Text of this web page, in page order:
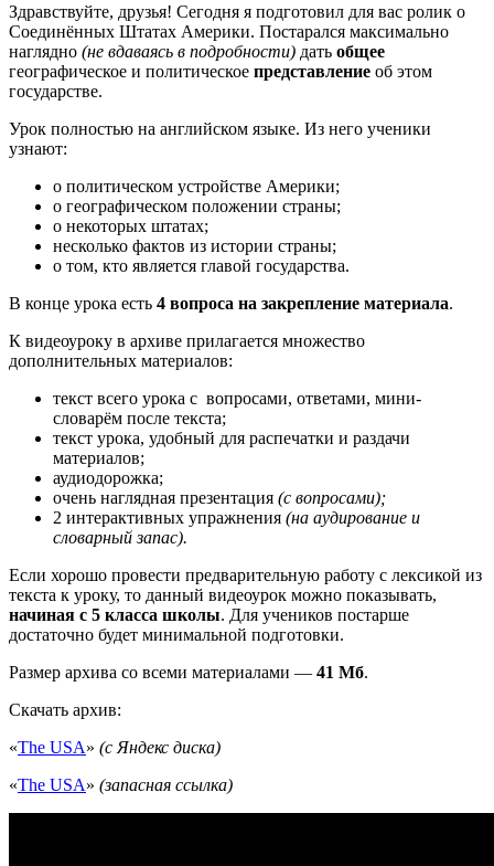
Здравствуйте, друзья! Сегодня я подготовил для вас ролик о
Соединённых Штатах Америки. Постарался максимально
наглядно (не вдаваясь в подробности) дать общее
географическое и политическое представление об этом
государстве.
Урок полностью на английском языке. Из него ученики
узнают:
о политическом устройстве Америки;
о географическом положении страны;
о некоторых штатах;
несколько фактов из истории страны;
о том, кто является главой государства.
В конце урока есть 4 вопроса на закрепление материала.
К видеоуроку в архиве прилагается множество
дополнительных материалов:
текст всего урока с вопросами, ответами, мини-
словарём после текста;
текст урока, удобный для распечатки и раздачи
материалов;
аудиодорожка;
очень наглядная презентация (с вопросами);
2 интерактивных упражнения (на аудирование и
словарный запас).
Если хорошо провести предварительную работу с лексикой из
текста к уроку, то данный видеоурок можно показывать,
начиная с 5 класса школы. Для учеников постарше
достаточно будет минимальной подготовки.
Размер архива со всеми материалами — 41 Мб.
Скачать архив:
«The USA» (с Яндекс диска)
«The USA» (запасная ссылка)